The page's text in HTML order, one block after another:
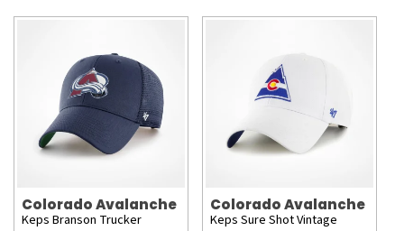
Colorado Avalanche
Keps Branson Trucker
Colorado Avalanche
Keps Sure Shot Vintage